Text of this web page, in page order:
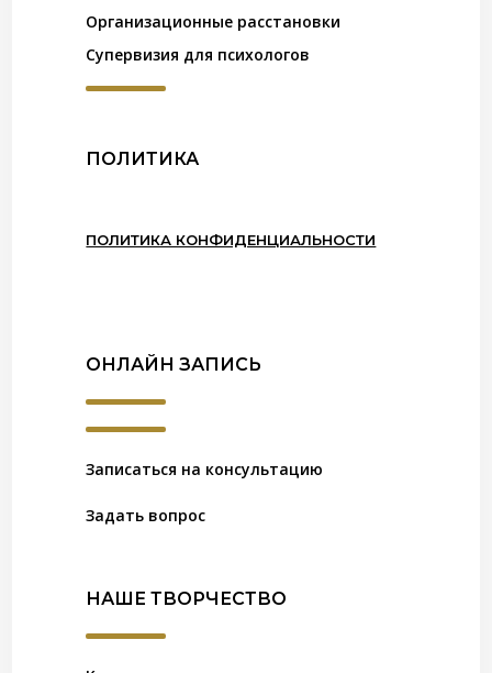
Организационные расстановки
Супервизия для психологов
ПОЛИТИКА
ПОЛИТИКА КОНФИДЕНЦИАЛЬНОСТИ
ОНЛАЙН ЗАПИСЬ
Записаться на консультацию
Задать вопрос
НАШЕ ТВОРЧЕСТВО